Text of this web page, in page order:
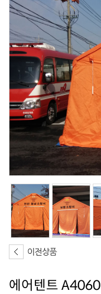
에어텐트 A4060